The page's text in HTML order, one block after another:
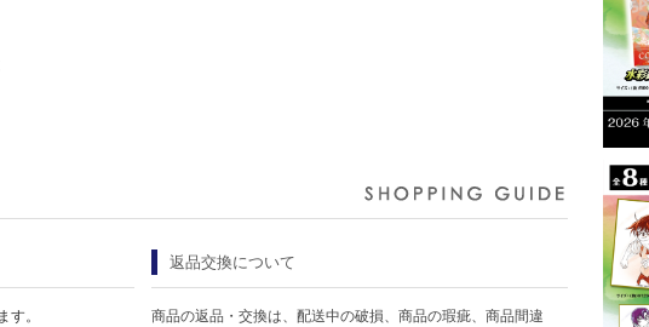
す。
返品交換について
商品の返品・交換は、配送中の破損、商品の瑕疵、商品間違